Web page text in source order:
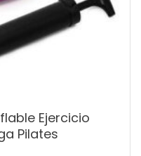
Ejercicio
Pilates